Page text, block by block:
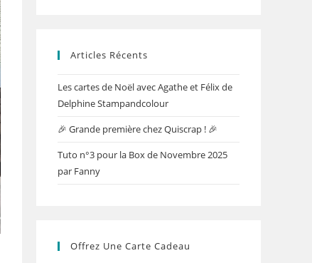
Articles Récents
Les cartes de Noël avec Agathe et Félix de
Delphine Stampandcolour
🎉 Grande première chez Quiscrap ! 🎉
Tuto n°3 pour la Box de Novembre 2025
par Fanny
Offrez Une Carte Cadeau